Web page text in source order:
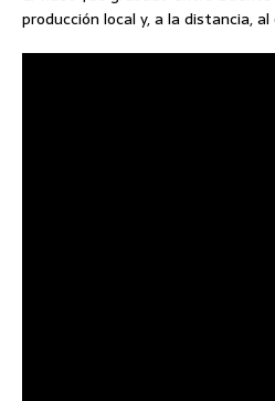
producción local y, a la distancia,